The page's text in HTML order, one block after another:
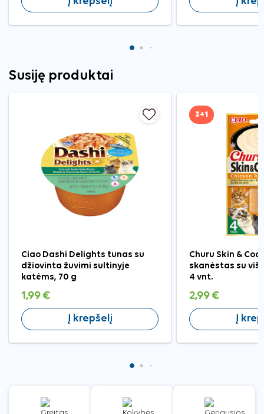
Susiję produktai
Ciao Dashi Delights tunas su
džiovinta žuvimi sultinyje
katėms, 70 g
1,99 €
Į krepšelį
3+1
Churu Skin &
skanėstas su
4 vnt.
2,99 €
Į